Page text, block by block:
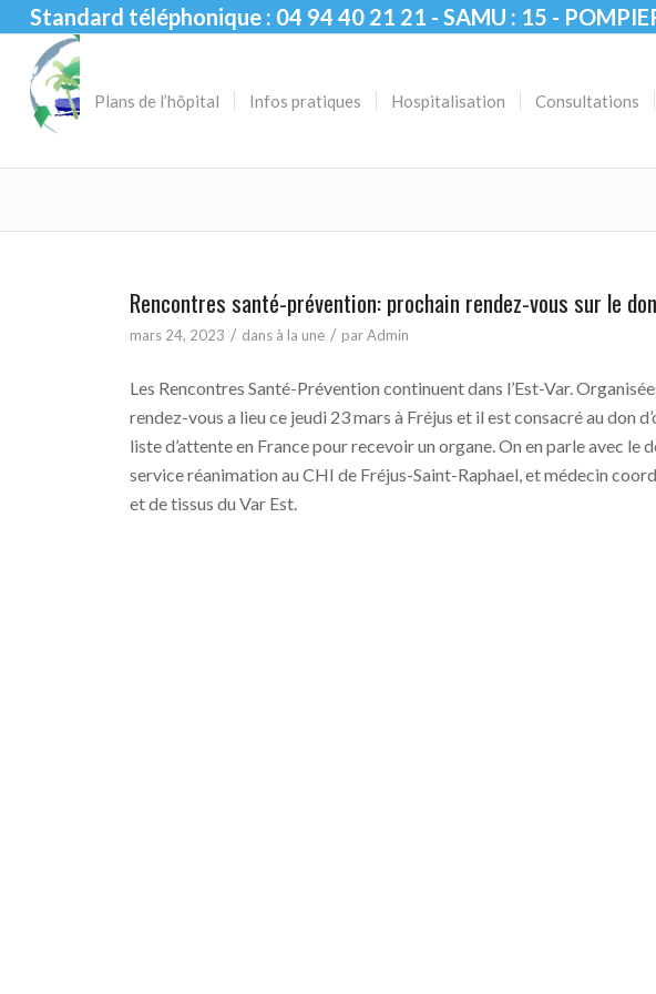
Standard téléphonique : 04 94 40 21 21 - SAMU : 15 -
Plans de l’hôpital Infos pratiques Hospitalisation Consultations
Rencontres santé-prévention: prochain rendez-vous sur le
mars 24, 2023 / dans à la une / parAdmin
Les Rencontres Santé-Prévention continuent dans l’Est-Var.
rendez-vous a lieu ce jeudi 23 mars à Fréjus et il est consacré au don
liste d’attente en France pour recevoir un organe. On en parle avec
service réanimation au CHI de Fréjus-Saint-Raphael, et médecin
et de tissus du Var Est.